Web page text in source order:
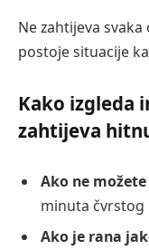
Ne zahtijeva
postoje situacije
Kako izgleda
zahtijeva
Ako ne
minuta čvrstog
Ako je rana